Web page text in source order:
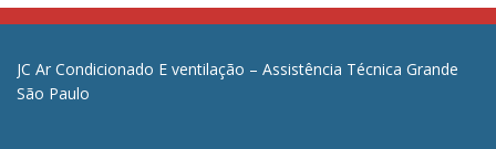
JC Ar Condicionado E ventilação – Assistência Técnica Grande
São Paulo